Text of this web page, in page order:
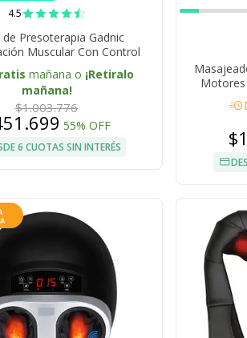
4.5
Presoterapia Gadnic
Muscular Con Control
mañana o ¡Retiralo
mañana!
$1.003.776
55% OFF
6 CUOTAS SIN INTERÉS
acute